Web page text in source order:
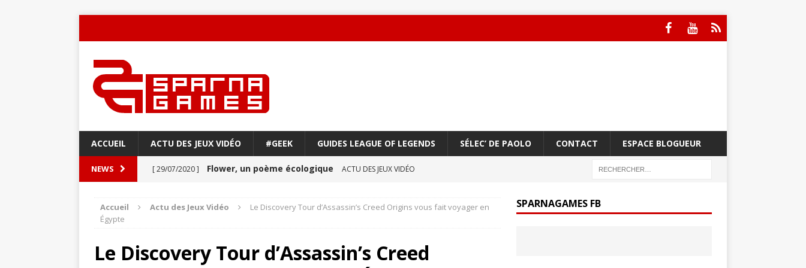
ACCUEIL ACTU DES JEUX VIDÉO #GEEK GUIDES LEAGUE OF LEGENDS SÉLEC’ DE PAOLO CONTACT ESPACE BLOGUEUR
NEWS [ 29/07/2020 ] Flower, un poème écologique ACTU DES JEUX VIDÉO
Aery : Un voyage à vol d’oiseau ACTU DES JEUX VIDÉO
Accueil Actu des Jeux Vidéo
Le Discovery Tour d’Assassin’s Creed Origins vous fait voyager en
Égypte
Le Discovery Tour d’Assassin’s Creed
SPARNAGAMES FB